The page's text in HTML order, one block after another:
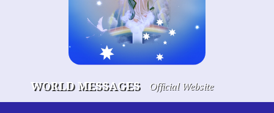
WORLD MESSAGES Official Website